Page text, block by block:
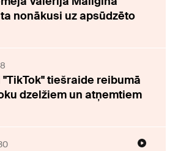
nonākusi uz apsūdzēto
tiešraide reibumā
dzelžiem un atņemtiem